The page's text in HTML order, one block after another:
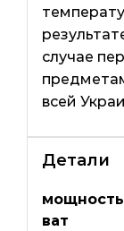
случае
всей
Детали
ват